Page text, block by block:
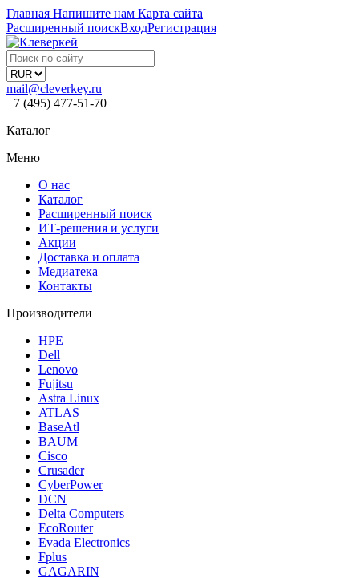
Главная Напишите нам Карта сайта
Расширенный поискВходРегистрация
mail@cleverkey.ru
+7 (495) 477-51-70
Каталог
Меню
О нас
Каталог
Расширенный поиск
ИТ-решения и услуги
Акции
Доставка и оплата
Медиатека
Контакты
Производители
HPE
Dell
Lenovo
Fujitsu
Astra Linux
ATLAS
BaseAtl
BAUM
Cisco
Crusader
CyberPower
DCN
Delta Computers
EcoRouter
Evada Electronics
Fplus
GAGARIN